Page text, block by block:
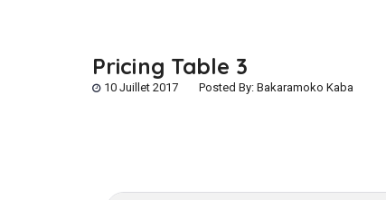
Pricing Table 3
10 Juillet 2017 Posted By: Bakaramoko Kaba